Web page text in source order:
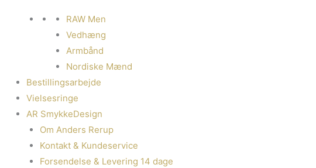
RAW Men
Vedhæng
Armbånd
Nordiske Mænd
Bestillingsarbejde
Vielsesringe
AR SmykkeDesign
Om Anders Rerup
Kontakt & Kundeservice
Forsendelse & Levering 14 dage